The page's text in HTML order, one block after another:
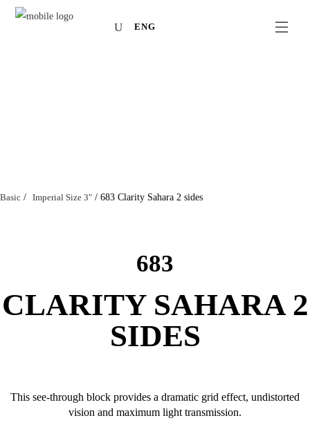
ENG
Basic / Imperial Size 3" / 683 Clarity Sahara 2 sides
683
CLARITY SAHARA 2
SIDES
This see-through block provides a dramatic grid effect, undistorted
vision and maximum light transmission.